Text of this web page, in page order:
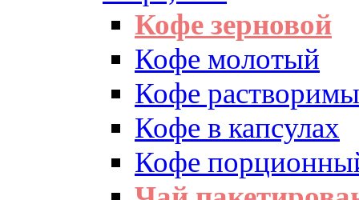
Кофе зерновой
Кофе молотый
Кофе
Кофе в капсулах
Кофе